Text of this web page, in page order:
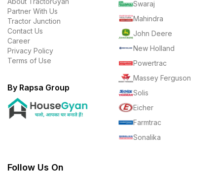
Partner With Us
Tractor Junction
Contact Us
Career
Privacy Policy
Terms of Use
By Rapsa Group
Swaraj
Mahindra
John Deere
New Holland
Powertrac
Massey Ferguson
Solis
Eicher
Farmtrac
Sonalika
Follow Us On